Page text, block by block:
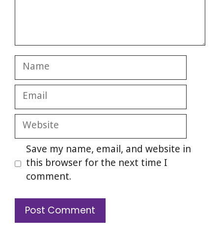
Name
Email
Website
Save my name, email, and website in
this browser for the next time I
comment.